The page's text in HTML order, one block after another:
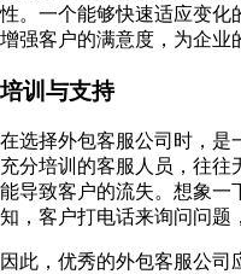
性。一个能够快速适应变化
增强客户的满意度，为企业
培训与支持
在选择外包客服公司时，是
充分培训的客服人员，往往
能导致客户的流失。想象一
知，客户打电话来询问问题
因此，优秀的外包客服公